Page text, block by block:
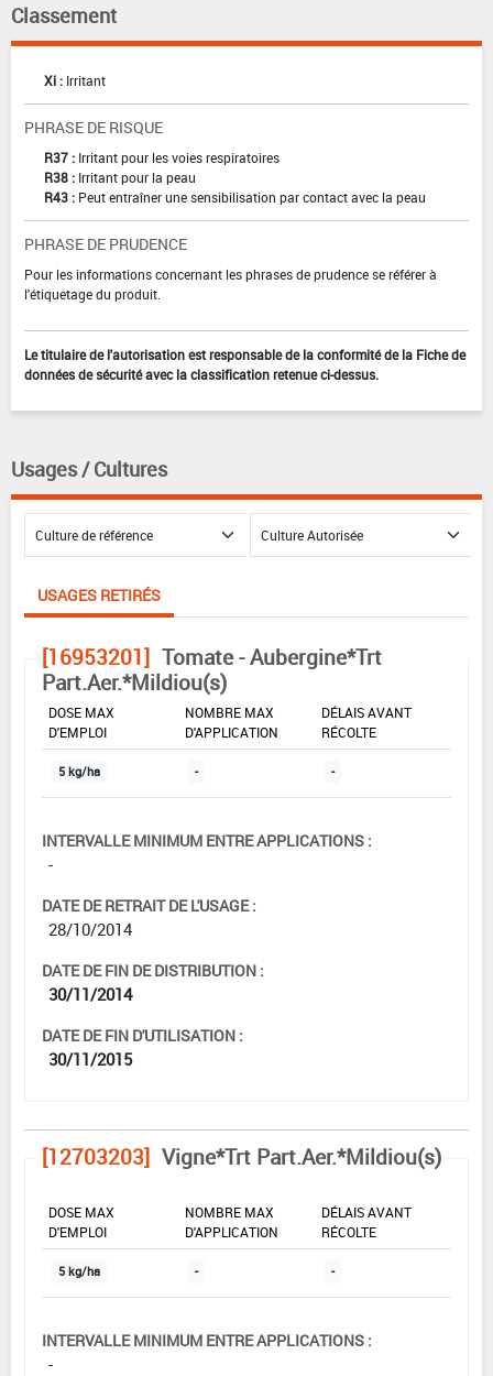
Classement
Xi : Irritant
PHRASE DE RISQUE
R37 : Irritant pour les voies respiratoires
R38 : Irritant pour la peau
R43 : Peut entraîner une sensibilisation par contact avec la peau
PHRASE DE PRUDENCE
Pour les informations concernant les phrases de prudence se référer à
l'étiquetage du produit.
Le titulaire de l'autorisation est responsable de la conformité de la Fiche de
données de sécurité avec la classification retenue ci-dessus.
Usages / Cultures
USAGES RETIRÉS
[16953201] Tomate - Aubergine*Trt
Part.Aer.*Mildiou(s)
DOSE MAX
D'EMPLOI
NOMBRE MAX
D'APPLICATION
DÉLAIS AVANT
RÉCOLTE
5 kg/ha - -
INTERVALLE MINIMUM ENTRE APPLICATIONS :
-
DATE DE RETRAIT DE L'USAGE :
28/10/2014
DATE DE FIN DE DISTRIBUTION :
30/11/2014
DATE DE FIN D'UTILISATION :
30/11/2015
[12703203] Vigne*Trt Part.Aer.*Mildiou(s)
DOSE MAX
D'EMPLOI
NOMBRE MAX
D'APPLICATION
DÉLAIS AVANT
RÉCOLTE
5 kg/ha - -
INTERVALLE MINIMUM ENTRE APPLICATIONS :
-